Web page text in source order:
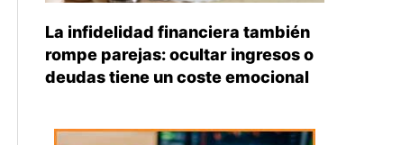
La infidelidad financiera también
rompe parejas: ocultar ingresos o
deudas tiene un coste emocional